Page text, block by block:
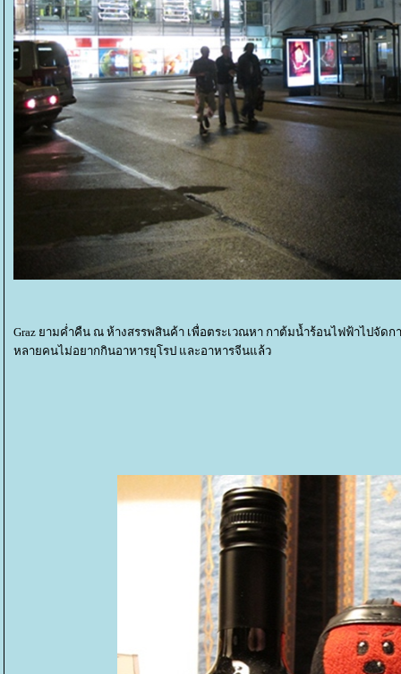
Graz ยามค่ำคืน ณ ห้างสรรพสินค้า เพื่อตระเวณหา กาต้มน้ำร้อนไฟฟ้าไปจัดกา
หลายคนไม่อยากกินอาหารยุโรป และอาหารจีนแล้ว